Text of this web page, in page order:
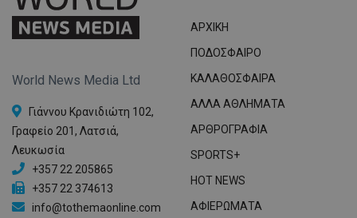
World News Media Ltd
Γιάννου Κρανιδιώτη 102,
Γραφείο 201, Λατσιά,
Λευκωσία
+357 22 205865
+357 22 374613
info@tothemaonline.com
ΑΡΧΙΚΗ
ΠΟΔΟΣΦΑΙΡΟ
ΚΑΛΑΘΟΣΦΑΙΡΑ
ΑΛΛΑ ΑΘΛΗΜΑΤΑ
ΑΡΘΡΟΓΡΑΦΙΑ
SPORTS+
HOT NEWS
ΑΦΙΕΡΩΜΑΤΑ